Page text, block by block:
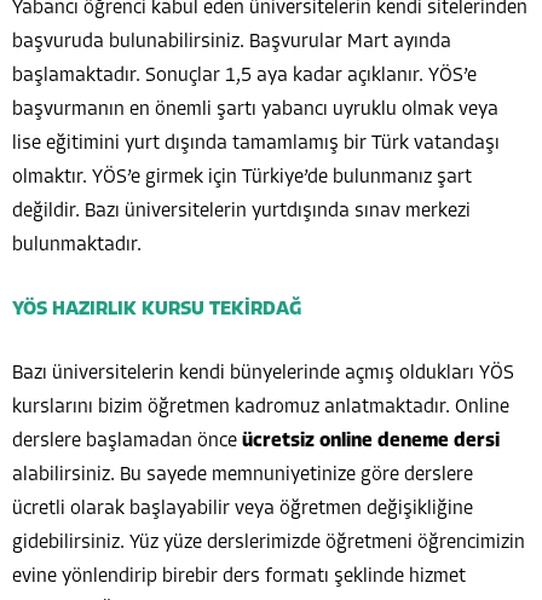
Yabancı öğrenci kabul eden üniversitelerin kendi sitelerinden
başvuruda bulunabilirsiniz. Başvurular Mart ayında
başlamaktadır. Sonuçlar 1,5 aya kadar açıklanır. YÖS’e
başvurmanın en önemli şartı yabancı uyruklu olmak veya
lise eğitimini yurt dışında tamamlamış bir Türk vatandaşı
olmaktır. YÖS’e girmek için Türkiye’de bulunmanız şart
değildir. Bazı üniversitelerin yurtdışında sınav merkezi
bulunmaktadır.
YÖS HAZIRLIK KURSU TEKİRDAĞ
Bazı üniversitelerin kendi bünyelerinde açmış oldukları YÖS
kurslarını bizim öğretmen kadromuz anlatmaktadır. Online
derslere başlamadan önce ücretsiz online deneme dersi
alabilirsiniz. Bu sayede memnuniyetinize göre derslere
ücretli olarak başlayabilir veya öğretmen değişikliğine
gidebilirsiniz. Yüz yüze derslerimizde öğretmeni öğrencimizin
evine yönlendirip birebir ders formatı şeklinde hizmet